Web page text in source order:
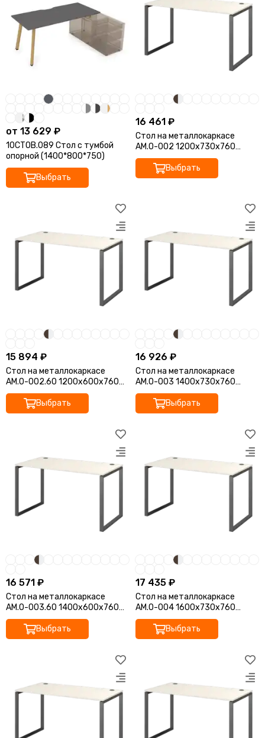
от 13 629 ₽
10СТОВ.089 Стол с тумбой
опорной (1400*800*750)
Выбрать
16 461 ₽
Стол на металлокаркасе
АМ.О-002 1200x730x760
Арго-М
Выбрать
15 894 ₽
Стол на металлокаркасе
АМ.О-002.60 1200x600x760
Арго-М
Выбрать
16 926 ₽
Стол на металлокаркасе
АМ.О-003 1400x730x760
Арго-М
Выбрать
16 571 ₽
Стол на металлокаркасе
АМ.О-003.60 1400x600x760
Арго-М
Выбрать
17 435 ₽
Стол на металлокаркасе
АМ.О-004 1600x730x760
Арго-М
Выбрать